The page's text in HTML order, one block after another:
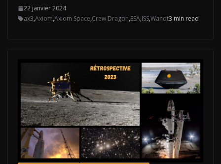
22 janvier 2024
ax3,Axiom,Axiom Space,Crew Dragon,ESA,ISS,Wandt3 min read